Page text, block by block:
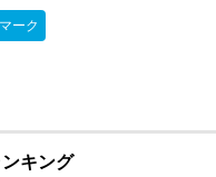
ーク
キング